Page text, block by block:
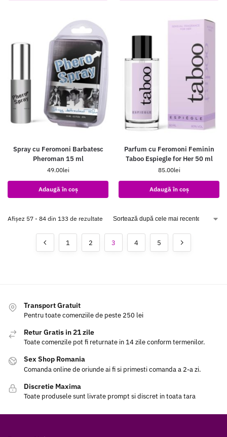
Spray cu Feromoni Barbatesc
Pheroman 15 ml
49.00lei
Adaugă în coș
Parfum cu Feromoni Feminin
Taboo Espiegle for Her 50 ml
85.00lei
Adaugă în coș
Afișez 57 - 84 din 133 de rezultate
1 2 3 4 5
Transport Gratuit
Pentru toate comenziile de peste 250 lei
Retur Gratis in 21 zile
Toate comenzile pot fi returnate in 14 zile conform termenilor.
Sex Shop Romania
Comanda online de oriunde ai fi si primesti comanda a 2-a zi.
Discretie Maxima
Toate produsele sunt livrate prompt si discret in toata tara